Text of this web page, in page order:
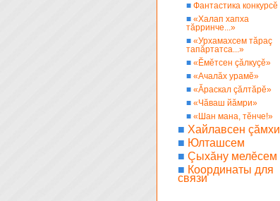
■ Фантастика конкурсĕ
■ «Халап хапха
тăрринче...»
■ «Урхамахсем тăраç
тапăртатса...»
■ «Ĕмĕтсен çăлкуçĕ»
■ «Ачалăх урамĕ»
■ «Ăраскал çăлтăрĕ»
■ «Чăваш йăмри»
■ «Шан мана, тĕнче!»
■ Хайлавсен çăмхи
■ Юлташсем
■ Çыхăну мелĕсем
■ Координаты для
связи